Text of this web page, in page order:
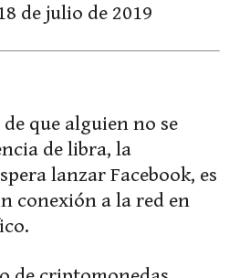
de julio de 2019
que alguien no se
de libra, la
lanzar Facebook, es
conexión a la red en